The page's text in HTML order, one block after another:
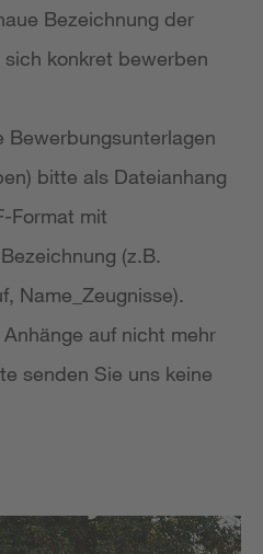
Bezeichnung der
konkret bewerben
Bewerbungsunterlagen
bitte als Dateianhang
Format mit
(z.B.
Name_Zeugnisse).
auf nicht mehr
senden Sie uns keine